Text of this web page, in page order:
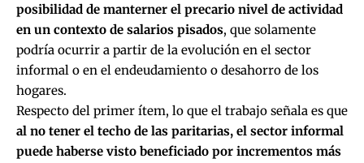
posibilidad de manterner el precario nivel de actividad
en un contexto de salarios pisados, que solamente
podría ocurrir a partir de la evolución en el sector
informal o en el endeudamiento o desahorro de los
hogares.
Respecto del primer ítem, lo que el trabajo señala es que
al no tener el techo de las paritarias, el sector informal
puede haberse visto beneficiado por incrementos más